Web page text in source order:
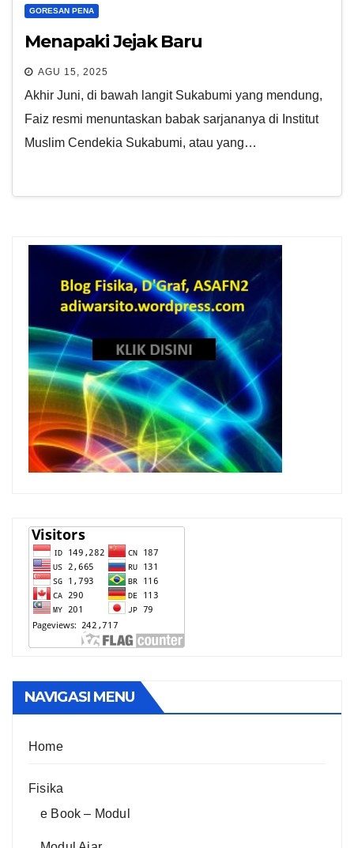
GORESAN PENA
Menapaki Jejak Baru
AGU 15, 2025
Akhir Juni, di bawah langit Sukabumi yang mendung,
Faiz resmi menuntaskan babak sarjananya di Institut
Muslim Cendekia Sukabumi, atau yang…
NAVIGASI MENU
Home
Fisika
e Book – Modul